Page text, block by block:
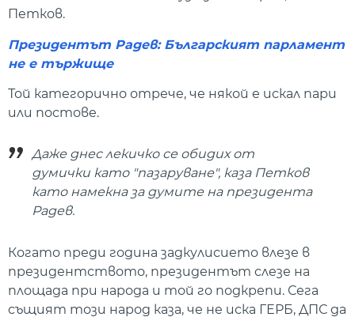
Петков.
Президентът Радев: Българският парламент
не е тържище
Той категорично отрече, че някой е искал пари
или постове.
Даже днес лекичко се обидих от
думички като "пазаруване", каза Петков
като намекна за думите на президента
Радев.
Когато преди година задкулисието влезе в
президентството, президентът слезе на
площада при народа и той го подкрепи. Сега
същият този народ каза, че не иска ГЕРБ, ДПС да